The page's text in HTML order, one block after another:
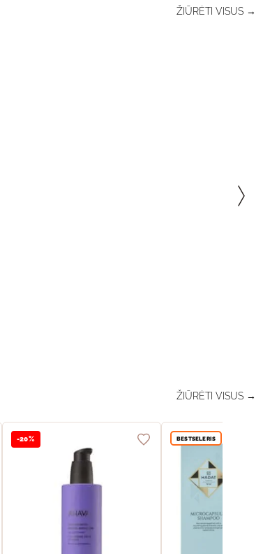
ŽIŪRĖTI VISUS →
ŽIŪRĖTI VISUS →
-20% BESTSELERIS